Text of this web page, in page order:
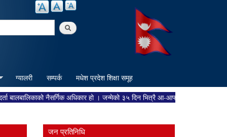
ग्यालरी सम्पर्क मधेश प्रदेश शिक्षा समूह
नैसर्गिक अधिकार हो । जन्मेको ३५ दिन भित्रै आ-आफ्नो वडा कार्यलयमा गई दर्ता
जन प्रतिनिधि